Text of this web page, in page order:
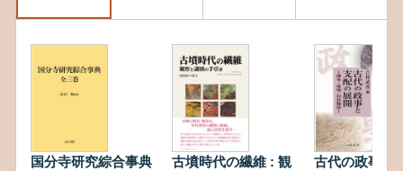
国分寺研究綜合事典
古墳時代の繊維 : 観
古代の政事と